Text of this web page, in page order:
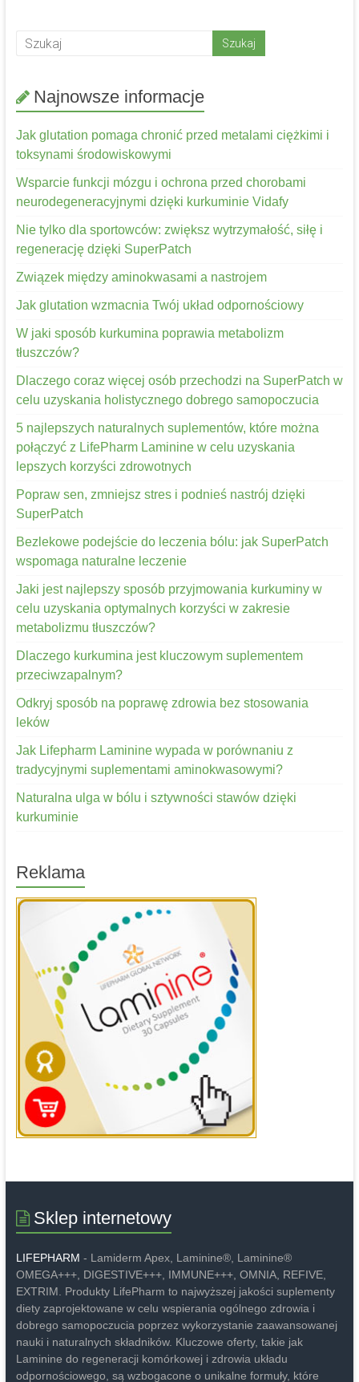
Najnowsze informacje
Jak glutation pomaga chronić przed metalami ciężkimi i
toksynami środowiskowymi
Wsparcie funkcji mózgu i ochrona przed chorobami
neurodegeneracyjnymi dzięki kurkuminie Vidafy
Nie tylko dla sportowców: zwiększ wytrzymałość, siłę i
regenerację dzięki SuperPatch
Związek między aminokwasami a nastrojem
Jak glutation wzmacnia Twój układ odpornościowy
W jaki sposób kurkumina poprawia metabolizm
tłuszczów?
Dlaczego coraz więcej osób przechodzi na SuperPatch w
celu uzyskania holistycznego dobrego samopoczucia
5 najlepszych naturalnych suplementów, które można
połączyć z LifePharm Laminine w celu uzyskania
lepszych korzyści zdrowotnych
Popraw sen, zmniejsz stres i podnieś nastrój dzięki
SuperPatch
Bezlekowe podejście do leczenia bólu: jak SuperPatch
wspomaga naturalne leczenie
Jaki jest najlepszy sposób przyjmowania kurkuminy w
celu uzyskania optymalnych korzyści w zakresie
metabolizmu tłuszczów?
Dlaczego kurkumina jest kluczowym suplementem
przeciwzapalnym?
Odkryj sposób na poprawę zdrowia bez stosowania
leków
Jak Lifepharm Laminine wypada w porównaniu z
tradycyjnymi suplementami aminokwasowymi?
Naturalna ulga w bólu i sztywności stawów dzięki
kurkuminie
Reklama
Sklep internetowy
LIFEPHARM - Lamiderm Apex, Laminine®, Laminine®
OMEGA+++, DIGESTIVE+++, IMMUNE+++, OMNIA, REFIVE,
EXTRIM. Produkty LifePharm to najwyższej jakości suplementy
diety zaprojektowane w celu wspierania ogólnego zdrowia i
dobrego samopoczucia poprzez wykorzystanie zaawansowanej
nauki i naturalnych składników. Kluczowe oferty, takie jak
Laminine do regeneracji komórkowej i zdrowia układu
odpornościowego, są wzbogacone o unikalne formuły, które